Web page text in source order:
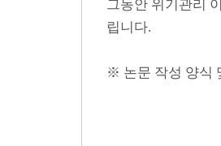
그동안 위기관리
립니다.
※ 논문 작성 양식